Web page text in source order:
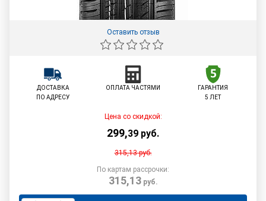
Оставить отзыв
ДОСТАВКА
ПО АДРЕСУ
ОПЛАТА ЧАСТЯМИ
ГАРАНТИЯ
5 ЛЕТ
Цена со скидкой:
299,39 руб.
315,13руб.
По картам рассрочки:
315,13руб.